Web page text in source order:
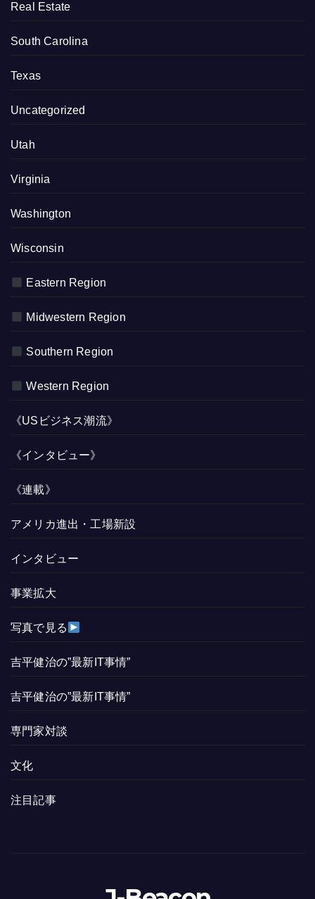
Real Estate
South Carolina
Texas
Uncategorized
Utah
Virginia
Washington
Wisconsin
Eastern Region
Midwestern Region
Southern Region
Western Region
《USビジネス潮流》
《インタビュー》
《連載》
アメリカ進出・工場新設
インタビュー
事業拡大
写真で見る
吉平健治の”最新IT事情”
吉平健治の”最新IT事情”
専門家対談
文化
注目記事